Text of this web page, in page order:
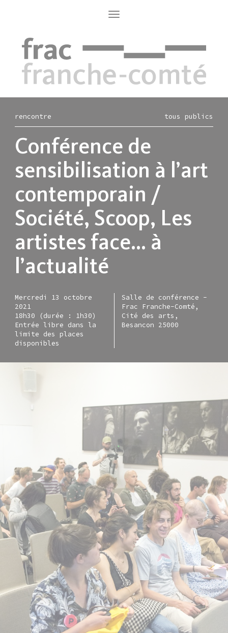
Toggle
navigation
rencontre tous publics
Conférence de
sensibilisation à l’art
contemporain /
Société, Scoop, Les
artistes face… à
l’actualité
Mercredi 13 octobre
2021
18h30 (durée : 1h30)
Entrée libre dans la
limite des places
disponibles
Salle de conférence -
Frac Franche-Comté,
Cité des arts,
Besancon 25000